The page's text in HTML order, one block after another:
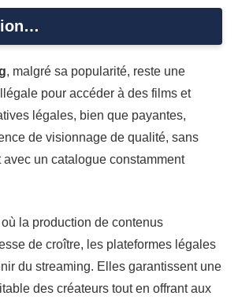
, malgré sa popularité, reste une
pour accéder à des films et
légales, bien que payantes,
de visionnage de qualité, sans
un catalogue constamment
la production de contenus
de croître, les plateformes légales
du streaming. Elles garantissent une
des créateurs tout en offrant aux